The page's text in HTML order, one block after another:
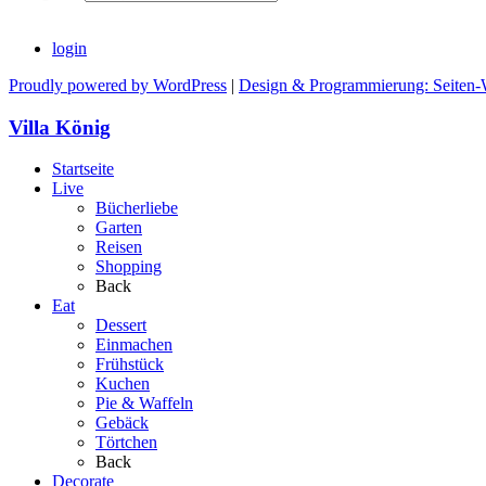
login
Proudly powered by WordPress | Design & Programmierung: Seiten-
Villa König
Startseite
Live
Bücherliebe
Garten
Reisen
Shopping
Back
Eat
Dessert
Einmachen
Frühstück
Kuchen
Pie & Waffeln
Gebäck
Törtchen
Back
Decorate